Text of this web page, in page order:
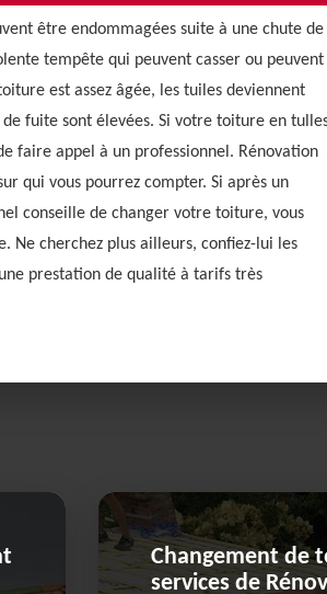
être endommagées suite à une chute de
tempête qui peuvent casser ou peuvent
est assez âgée, les tuiles deviennent
fuite sont élevées. Si votre toiture en
faire appel à un professionnel. Rénovation
qui vous pourrez compter. Si après un
conseille de changer votre toiture, vous
Ne cherchez plus ailleurs, confiez-lui les
prestation de qualité à tarifs très
Changement de
services de